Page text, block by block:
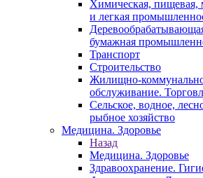
Химическая, пищевая,
и легкая
бумажная
Транспорт
Строительство
Жилищно-
обслуживание.
Сельское, водное,
рыбное хозяйство
Медицина. Здоровье
Назад
Медицина. Здоровье
Здравоохранение.